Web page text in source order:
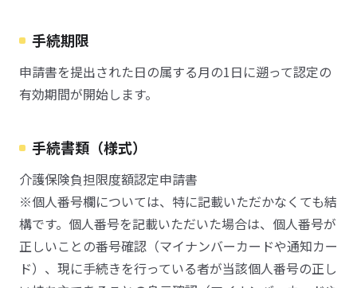
手続期限
申請書を提出された日の属する月の1日に遡って認定の
有効期間が開始します。
手続書類（様式）
介護保険負担限度額認定申請書
※個人番号欄については、特に記載いただかなくても結
構です。個人番号を記載いただいた場合は、個人番号が
正しいことの番号確認（マイナンバーカードや通知カー
ド）、現に手続きを行っている者が当該個人番号の正し